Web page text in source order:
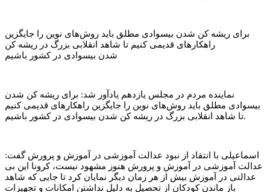
برای ریشه کن شدن بیسوادی مطلق باید روش‌های نوین را جایگزین
راهکارهای قدیمی کنیم تا شاهد انقلابی بزرگ در ریشه کن
شدن بیسوادی در کشور باشیم
نماینده مردم در مجلس یازدهم یادآور شد: برای ریشه کن شدن
بیسوادی مطلق باید روش‌های نوین را جایگزین راهکارهای قدیمی کنیم
تا شاهد انقلابی بزرگ در ریشه کن شدن بیسوادی در کشور باشیم.
اسماعیلی با انتقاد از نبود عدالت آموزشی در آموزش و پرورش گفت:
عدالت آموزشی در آموزش و پرورش هنوز مشهود نیست، کرونا این بی
عدالتی در آموزش بیش از هر زمان دیگر نمایان کرد تا جایی که شاهد
باز ماندن کودکان از تحصیل به دلیل نداشتن امکانات و تجهیزات